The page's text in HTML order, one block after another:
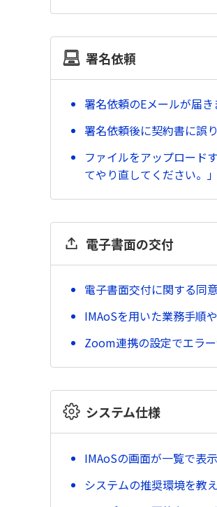
署名依頼
署名依頼のEメールが届
署名依頼後に契約書に誤
ファイルをアップロード
てやり直してください。
電子書面の交付
電子書面交付に関する同
IMAoSを用いた業務手順
Zoom連携の設定でエラー
システム仕様
IMAoSの画面が一覧で表
システムの推奨環境を教